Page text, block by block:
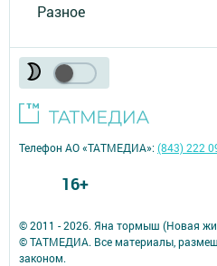
Разное
© 2011 - 2026. Яна тормыш (Новая
© ТАТМЕДИА. Все материалы,
законом.
Телефон АО «ТАТМЕДИА»:(843) 222
16+